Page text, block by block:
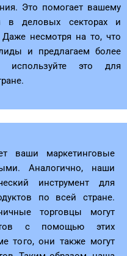
Это помогает вашему
в деловых секторах и
Даже несмотря на то, что
и предлагаем более
это для
ваши маркетинговые
Аналогично, наши
инструмент для
по всей стране.
торговцы могут
с помощью этих
того, они также могут